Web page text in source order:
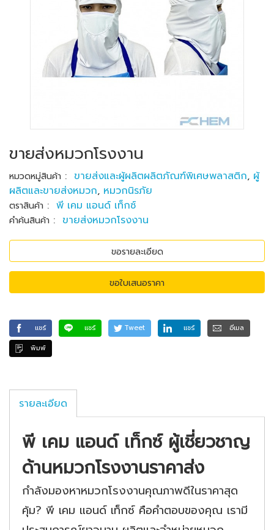
ขายส่งหมวกโรงงาน
หมวดหมู่สินค้า : ขายส่งและผู้ผลิตผลิตภัณฑ์พิเศษพลาสติก, ผู้
ผลิตและขายส่งหมวก, หมวกนิรภัย
ตราสินค้า : พี เคม แอนด์ เท็กซ์
คำค้นสินค้า : ขายส่งหมวกโรงงาน
ขอรายละเอียด
ขอใบเสนอราคา
แชร์ แชร์ Tweet แชร์
อีเมล
พิมพ์
รายละเอียด
พี เคม แอนด์ เท็กซ์ ผู้เชี่ยวชาญ
ด้านหมวกโรงงานราคาส่ง
กำลังมองหาหมวกโรงงานคุณภาพดีในราคาสุด
คุ้ม? พี เคม แอนด์ เท็กซ์ คือคำตอบของคุณ เรามี